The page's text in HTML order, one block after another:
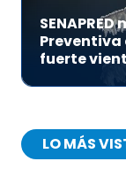
Preventiva
fuerte
LO MÁS